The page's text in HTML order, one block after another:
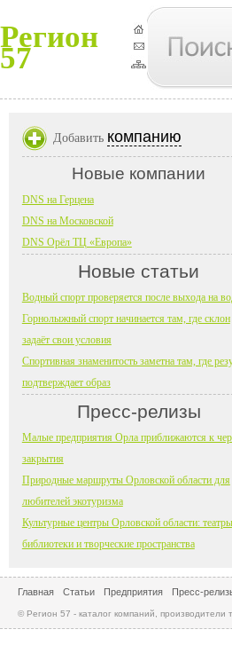
Регион
57
Добавить компанию
Новые компании
DNS на Герцена
DNS на Московской
DNS Орёл ТЦ «Европа»
Новые статьи
Водный спорт проверяется после выхода на
Горнолыжный спорт начинается там, где склон
задаёт свои условия
Спортивная знаменитость заметна там, где
подтверждает образ
Пресс-релизы
Малые предприятия Орла приближаются к
закрытия
Природные маршруты Орловской области для
любителей экотуризма
Культурные центры Орловской области:
библиотеки и творческие пространства
Главная Статьи Предприятия Пресс-
© Регион 57 - каталог компаний, производители